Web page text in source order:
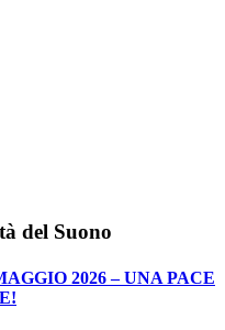
del Suono
2026 – UNA PACE